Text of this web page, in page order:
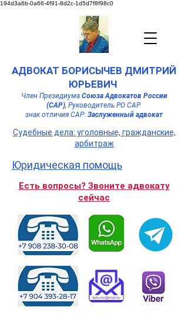
194d3a6b-0a66-4f91-8d2c-1d5d7f8f98c0
АДВОКАТ БОРИСЫЧЕВ ДМИТРИЙ
ЮРЬЕВИЧ
Член Президиума Союза Адвокатов России
(САР), Руководитель РО САР
знак отличия САР: Заслуженный адвокат
Судебные дела: уголовные, гражданские,
арбитраж
Юридическая помощь
Есть вопросы? Звоните адвокату
сейчас